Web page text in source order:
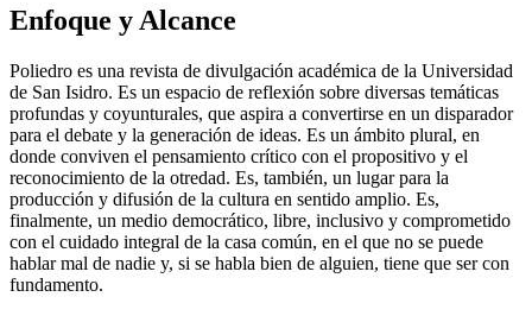
Enfoque y Alcance
Poliedro es una revista de divulgación académica de la Universidad
de San Isidro. Es un espacio de reflexión sobre diversas temáticas
profundas y coyunturales, que aspira a convertirse en un disparador
para el debate y la generación de ideas. Es un ámbito plural, en
donde conviven el pensamiento crítico con el propositivo y el
reconocimiento de la otredad. Es, también, un lugar para la
producción y difusión de la cultura en sentido amplio. Es,
finalmente, un medio democrático, libre, inclusivo y comprometido
con el cuidado integral de la casa común, en el que no se puede
hablar mal de nadie y, si se habla bien de alguien, tiene que ser con
fundamento.